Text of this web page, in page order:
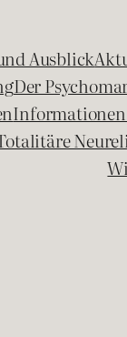
Ausblick
Der
Informationen